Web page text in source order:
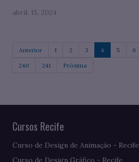
abril. 15, 2024
Anterior 1 2 3 4 5 6
240 241 Próxima
Cursos Recife
Curso de Design de Animação - Recife
Curso de Design Gráfico - Recife